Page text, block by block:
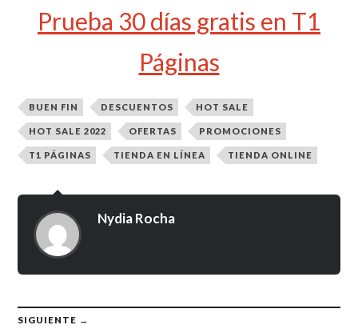
Prueba 30 días gratis en T1
Páginas
BUEN FIN DESCUENTOS HOT SALE
HOT SALE 2022 OFERTAS PROMOCIONES
T1 PÁGINAS TIENDA EN LÍNEA TIENDA ONLINE
Nydia Rocha
SIGUIENTE →